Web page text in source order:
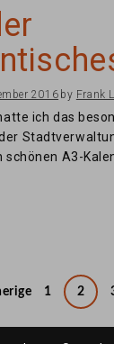
2016 by Frank
ich das
schönen A3-
1 2